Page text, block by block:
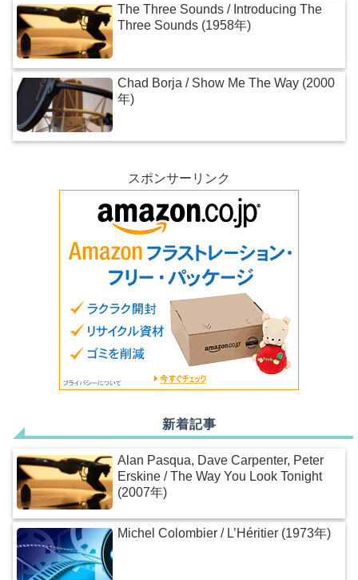
The Three Sounds / Introducing The
Three Sounds (1958年)
Chad Borja / Show Me The Way (2000
年)
スポンサーリンク
新着記事
Alan Pasqua, Dave Carpenter, Peter
Erskine / The Way You Look Tonight
(2007年)
Michel Colombier / L’Héritier (1973年)